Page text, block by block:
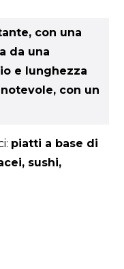
con una
da una
e lunghezza
con un
piatti a base di
sushi,